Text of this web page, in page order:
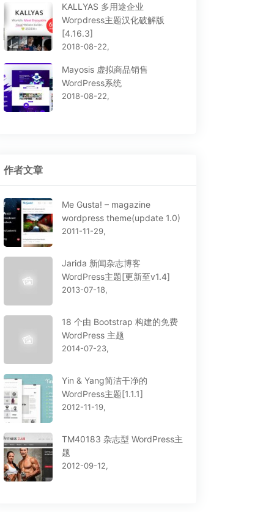
大前端dux最新版1.9免费
分享。
KALLYAS 多用途企业
Worpdress主题汉化破解版
[4.16.3]
2018-08-22,
Mayosis 虚拟商品销售
WordPress系统
2018-08-22,
作者文章
Me Gusta! – magazine
wordpress theme(update 1.0)
2011-11-29,
Jarida 新闻杂志博客
WordPress主题[更新至v1.4]
2013-07-18,
18 个由 Bootstrap 构建的免费
WordPress 主题
2014-07-23,
Yin & Yang简洁干净的
WordPress主题[1.1.1]
2012-11-19,
TM40183 杂志型 WordPress主
题
2012-09-12,